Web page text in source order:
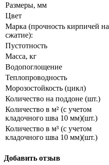
Размеры, мм
Цвет
Марка (прочность кирпичей на
сжатие):
Пустотность
Масса, кг
Водопоглощение
Теплопроводность
Морозостойкость (цикл)
Количество на поддоне (шт.)
Количество в м² (с учетом
кладочного шва 10 мм)(шт.)
Количество в м³ (с учетом
кладочного шва 10 мм)(шт.)
Добавить отзыв